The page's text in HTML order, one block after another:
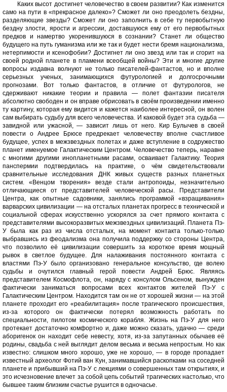
Каких высот достигнет человечество в своем развитии? Как изменится
само на пути в «прекрасное далеко»? Сможет ли оно преодолеть бездны,
разделяющие звезды? Сможет ли оно заполнить в себе ту первобытную
бездну злости, ярости и агрессии, доставшуюся ему от его первобытных
предков и намертво укоренившуюся в сознании? Станет ли общество
будущего на путь гуманизма или же так и будет нести бремя национализма,
нетерпимости и ксенофобии? Достигнет ли оно звезд или так и сгорит на
своей родной планете в пламени всеобщей войны? Эти и многие другие
вопросы издавна волнуют не только писателей-фантастов, но и вполне
серьезных ученых, занимающихся футурологией и долгосрочными
прогнозами. Вот только фантастов, в отличие от футурологов, не
сдерживают никакие теории и правила — полет фантазии писателя
абсолютно свободен и он вправе обрисовать в своём произведении именно
ту картину, которая ему видится и кажется наиболее интересной, он волен
сам выбирать судьбу для всего человечества. И каковой будет эта судьба —
завидной или ужасной, — зависит лишь от него. Кир Булычев в своей
повести о Андрее Брюсе предрекает человечеству вполне счастливое
будущее, успех в межзвездных полетах и даже вступление в содружество
планет именуемое Галактическим Центром. Человечество теперь, наравне
с многими другими инопланетными расами, осваивает Галактику. Теория
панспермии подтвердилась на практике, о чём свидетельствовали
сравнительные исследования ДНК живых существ разных планетных
систем. «Венцом творения» везде стали антропоиды, незначительно
отличающиеся от представителей человеческой расы. Представители
Центра, как опытные садовники, занялись программой «взращивания»
варварских цивилизации — на отсталых планетах прогресс в технической и
социальной сферах искусственно ускорялся за счет прямого контакта с
представителями высокоразвитых межзвездных цивилизаций. Планета Пэ-
У была как раз из числа отсталых, на момент контакта только-только
выбравшись из феодализма она получила поддержку со стороны Центра,
что позволило её цивилизации совершить за короткое время мощный
рывок в светлое будущее. Для налаживания постоянного контакта с
властями Пэ-У было организовано генеральное консульство, где волею
судьбы и очутился главный герой повести Андрей Брюс. Являясь
представителем Космофлота, он, наряду с консулом Ольсеном, вынужден
фактически заниматься вопросами всех контактов жителей Пэ-У с
Галактическим Центром. Находится там он не от хорошей жизни — на этой
планете проходит его «реабилитация» после трагического происшествия,
из-за которого он фактически потерял возможность работать по
специальности, пилотом космического корабля. Жизнь на Пэ-У для него
протекает достаточно комфортно и, даже можно сказать, удачно — среди
аборигенок он находит себе невесту, хотя, из-за запутанных обычаев её
родины, свадьба с ней выглядит делом весьма и весьма непростым. Но как
известно: слишком много хорошо, уже не хорошо, — в городе пропадает
известный археолог Фотий ван Кун, занимавшийся раскопками на соседней
планете и прибывший на Пэ-У с лекциями о совершенных там открытиях, и
это исчезновение влечет за собой цепь событий трагических настолько, что
бывшее таким близким счастье рушится в одночасье.